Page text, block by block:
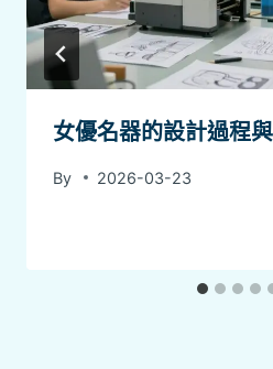
女優名器的設計過程
By 2026-03-23